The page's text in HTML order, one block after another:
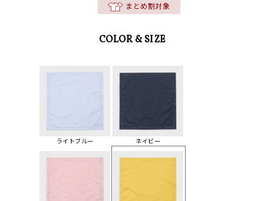
まとめ割対象
COLOR & SIZE
ライトブルー ネイビー